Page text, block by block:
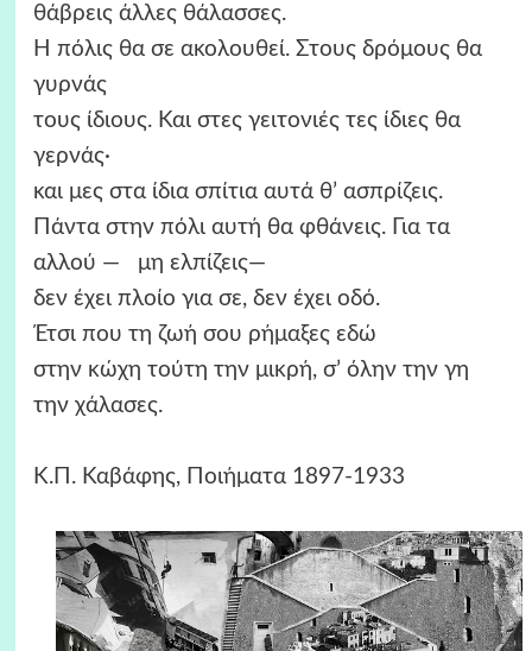
θάβρεις άλλες θάλασσες.
Η πόλις θα σε ακολουθεί. Στους δρόμους θα
γυρνάς
τους ίδιους. Και στες γειτονιές τες ίδιες θα
γερνάς·
και μες στα ίδια σπίτια αυτά θ’ ασπρίζεις.
Πάντα στην πόλι αυτή θα φθάνεις. Για τα
αλλού — μη ελπίζεις—
δεν έχει πλοίο για σε, δεν έχει οδό.
Έτσι που τη ζωή σου ρήμαξες εδώ
στην κώχη τούτη την μικρή, σ’ όλην την γη
την χάλασες.
Κ.Π. Καβάφης, Ποιήματα 1897-1933